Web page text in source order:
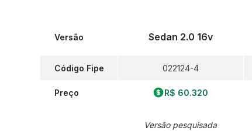
Versão
Código Fipe
Preço
Sedan 2.0 16v
022124-4
R$ 60.320
Versão pesquisada